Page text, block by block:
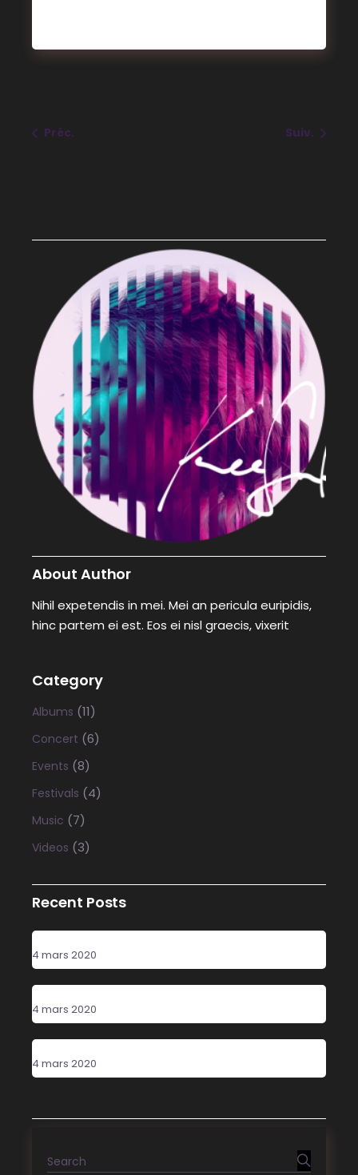
Préc. Suiv.
About Author
Nihil expetendis in mei. Mei an pericula euripidis,
hinc partem ei est. Eos ei nisl graecis, vixerit
Category
Albums (11)
Concert (6)
Events (8)
Festivals (4)
Music (7)
Videos (3)
Recent Posts
Party Time
4 mars 2020
Poster Design
4 mars 2020
New Sound
4 mars 2020